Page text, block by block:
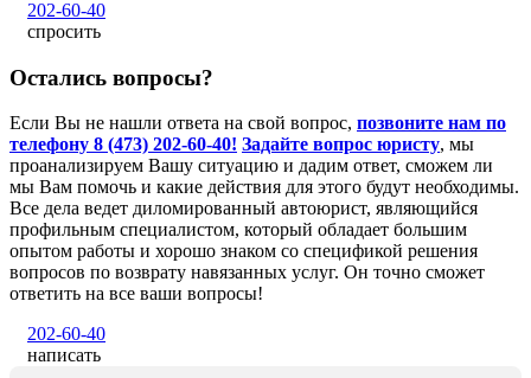
202-60-40
спросить
Остались вопросы?
Если Вы не нашли ответа на свой вопрос, позвоните нам по
телефону 8 (473) 202-60-40! Задайте вопрос юристу, мы
проанализируем Вашу ситуацию и дадим ответ, сможем ли
мы Вам помочь и какие действия для этого будут необходимы.
Все дела ведет диломированный автоюрист, являющийся
профильным специалистом, который обладает большим
опытом работы и хорошо знаком со спецификой решения
вопросов по возврату навязанных услуг. Он точно сможет
ответить на все ваши вопросы!
202-60-40
написать